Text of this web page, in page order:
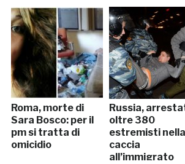
Roma, morte di
Sara Bosco: per il
pm si tratta di
omicidio
Russia,
oltre 380
estremisti nella
caccia
all’immigrato